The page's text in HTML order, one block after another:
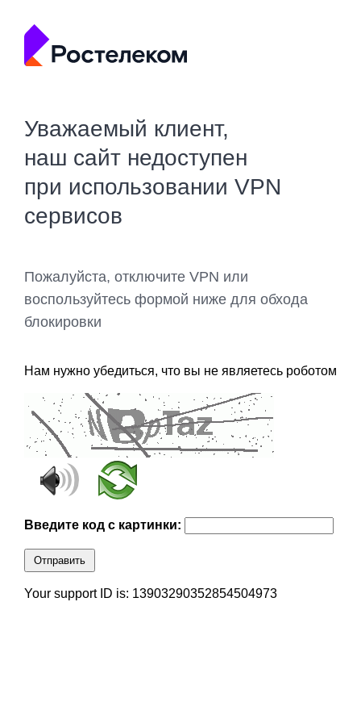
Уважаемый клиент,
наш сайт недоступен
при использовании VPN
сервисов
Пожалуйста, отключите VPN или
воспользуйтесь формой ниже для обхода
блокировки
Нам нужно убедиться, что вы не являетесь роботом
Введите код с картинки:
Отправить
Your support ID is: 13903290352854504973